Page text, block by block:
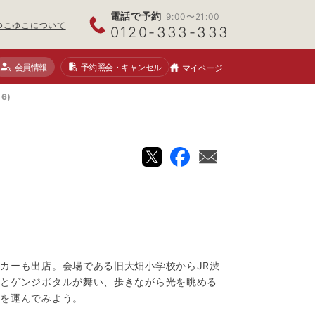
こゆこについて
電話で予約 9:00〜21:00
0120-333-333
会員情報 予約照会・キャンセル マイページ
ーも出店。会場である旧大畑小学校からJR渋
ゲンジボタルが舞い、歩きながら光を眺める
運んでみよう。